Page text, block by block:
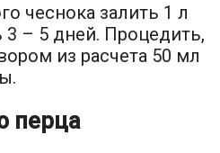
чеснока залить 1 л
3 – 5 дней. Процедить,
из расчета 50 мл
перца